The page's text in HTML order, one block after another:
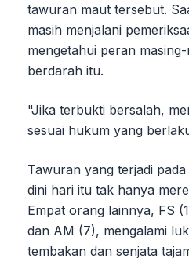
tawuran maut tersebut.
masih menjalani
mengetahui peran
berdarah itu.
"Jika terbukti bersalah,
sesuai hukum yang
Tawuran yang terjadi
dini hari itu tak hanya
Empat orang lainnya, FS
dan AM (7), mengalami
tembakan dan senjata